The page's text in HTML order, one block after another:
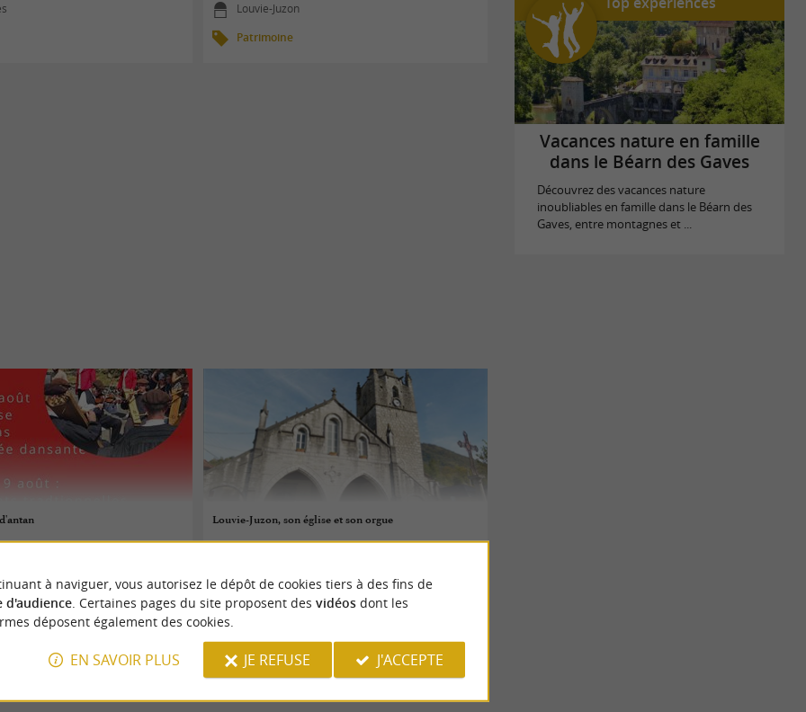
Louvie-Juzon
Patrimoine
Louvie-Juzon, son église et son orgue
Louvie-Juzon
Vacances nature en famille
dans le Béarn des Gaves
Découvrez des vacances nature
inoubliables en famille dans le Béarn des
Gaves, entre montagnes et ...
à naviguer, vous autorisez le dépôt de cookies tiers à des fins de
d'audience. Certaines pages du site proposent des vidéosdont les
déposent également des cookies.
EN SAVOIR PLUS JE REFUSE J'ACCEPTE